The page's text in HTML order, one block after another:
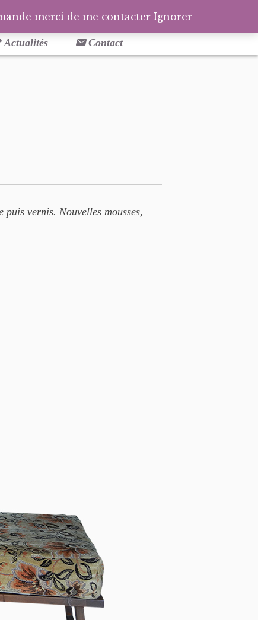
Facebook
Actualités Contact
vernis. Nouvelles mousses,
merci de me contacter Ignorer